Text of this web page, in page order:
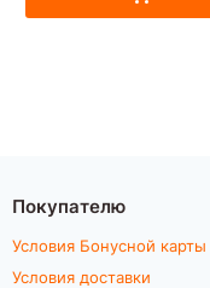
Покупателю
Условия Бонусной карты
Условия доставки